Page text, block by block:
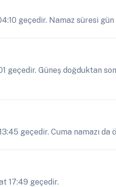
geçedir. Namaz süresi gün
geçedir. Güneş doğduktan
geçedir. Cuma namazı da
17:49 geçedir.